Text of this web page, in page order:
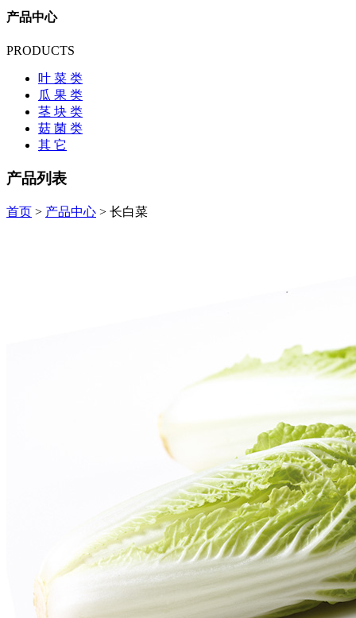
产品中心
PRODUCTS
叶 菜 类
瓜 果 类
茎 块 类
菇 菌 类
其 它
产品列表
首页 > 产品中心 > 长白菜